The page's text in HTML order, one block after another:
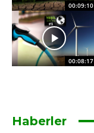
00:09:10
00:08:17
Haberler